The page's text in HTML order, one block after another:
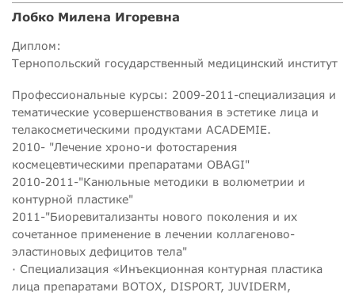
Лобко Милена Игоревна
Диплом:
Тернопольский государственный медицинский институт
Профессиональные курсы: 2009-2011-специализация и
тематические усовершенствования в эстетике лица и
телакосметическими продуктами АСАDEMIE.
2010- "Лечение хроно-и фотостарения
космецевтическими препаратами OBAGI"
2010-2011-"Канюльные методики в волюметрии и
контурной пластике"
2011-"Биоревитализанты нового поколения и их
сочетанное применение в лечении коллагеново-
эластиновых дефицитов тела"
· Специализация «Инъекционная контурная пластика
лица препаратами BOTOX, DISPORT, JUVIDERM,